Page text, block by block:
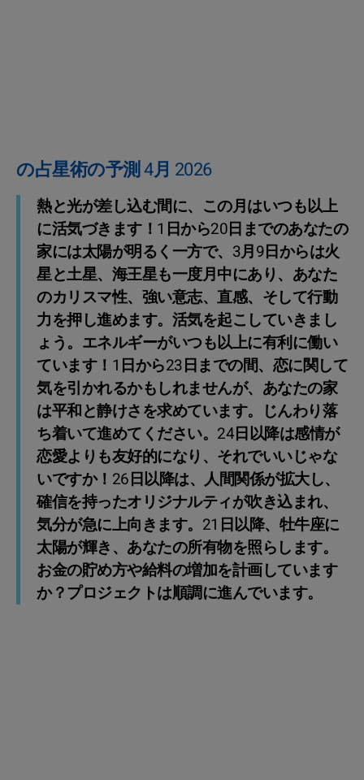
の占星術の予測 4月 2026
熱と光が差し込む間に、この月はいつも以上
に活気づきます！1日から20日までのあなたの
家には太陽が明るく一方で、3月9日からは火
星と土星、海王星も一度月中にあり、あなた
のカリスマ性、強い意志、直感、そして行動
力を押し進めます。活気を起こしていきまし
ょう。エネルギーがいつも以上に有利に働い
ています！1日から23日までの間、恋に関して
気を引かれるかもしれませんが、あなたの家
は平和と静けさを求めています。じんわり落
ち着いて進めてください。24日以降は感情が
恋愛よりも友好的になり、それでいいじゃな
いですか！26日以降は、人間関係が拡大し、
確信を持ったオリジナルティが吹き込まれ、
気分が急に上向きます。21日以降、牡牛座に
太陽が輝き、あなたの所有物を照らします。
お金の貯め方や給料の増加を計画しています
か？プロジェクトは順調に進んでいます。